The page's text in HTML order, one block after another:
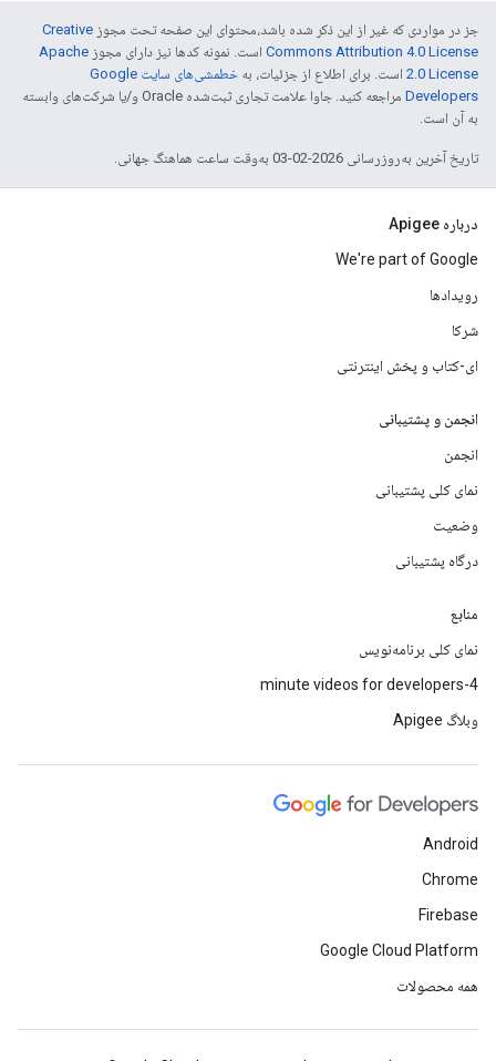
جز در مواردی که غیر از این ذکر شده باشد،‌محتوای این صفحه تحت مجوز Creative
Commons Attribution 4.0 License است. نمونه کدها نیز دارای مجوز Apache
2.0 License است. برای اطلاع از جزئیات، به
خطمشی‌های سایت Google
Developers‏
مراجعه کنید. جاوا علامت تجاری ثبت‌شده Oracle و/یا شرکت‌های وابسته
به آن است.
تاریخ آخرین به‌روزرسانی 2026-02-03 به‌وقت ساعت هماهنگ جهانی.
درباره Apigee
We're part of Google
رویدادها
شرکا
ای-کتاب و پخش اینترنتی
انجمن و پشتیبانی
انجمن
نمای کلی پشتیبانی
وضعیت
درگاه پشتیبانی
منابع
نمای کلی برنامه‌نویس
4-minute videos for developers
وبلاگ Apigee
Android
Chrome
Firebase
Google Cloud Platform
همه محصولات